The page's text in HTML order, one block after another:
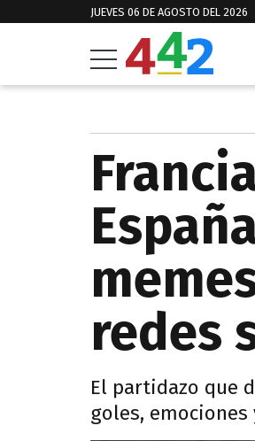
JUEVES 06 DE AGOSTO DEL 2026
redes
El partidazo que
goles, emociones